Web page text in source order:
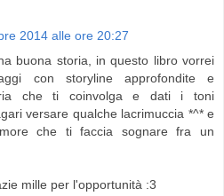
2014 alle ore 20:27
buona storia, in questo libro vorrei
con storyline approfondite e
che ti coinvolga e dati i toni
versare qualche lacrimuccia *^* e
che ti faccia sognare fra un
mille per l'opportunità :3